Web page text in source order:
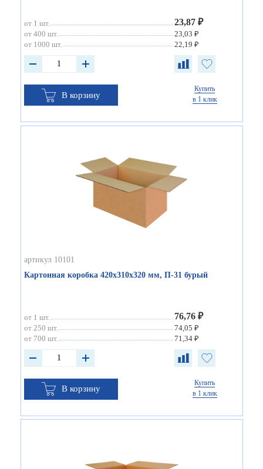
от 1 шт. 23,87 ₽
от 400 шт.
23,03 ₽
от 1000 шт.
22,19 ₽
В корзину
Купить
в 1 клик
артикул 10101
Картонная коробка 420х310х320 мм, П-31 бурый
от 1 шт. 76,76 ₽
от 250 шт.
74,05 ₽
от 700 шт.
71,34 ₽
В корзину
Купить
в 1 клик